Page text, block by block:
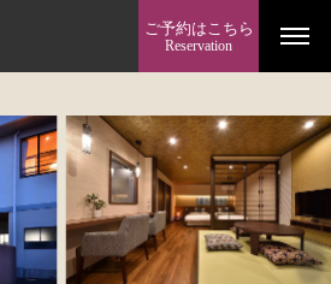
ご予約はこちら
Reservation